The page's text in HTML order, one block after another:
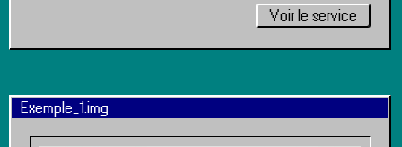
Voir le service
Exemple_1.img